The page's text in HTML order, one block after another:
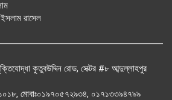
রাসেল
কুতুবউদ্দিন রোড, সেক্টর #৮ আব্দুল্লাহপুর
মোবাঃ০১৯৭০৫৭২৯৩৪, ০১৭১৩৩৯৪৭৯৯